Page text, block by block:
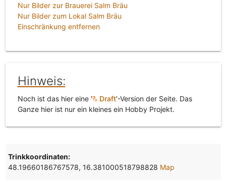
Nur Bilder zur Brauerei Salm Bräu
Nur Bilder zum Lokal Salm Bräu
Einschränkung entfernen
Hinweis:
Noch ist das hier eine ' Draft'-Version der Seite. Das
Ganze hier ist nur ein kleines ein Hobby Projekt.
Trinkkoordinaten:
48.19660186767578, 16.381000518798828 Map